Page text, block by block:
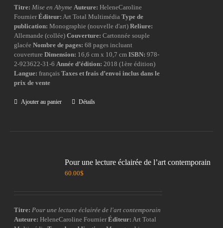
Titre: Mise en Abyme Auteure: HeleneCaroline
FournierÉditeur: Art Total MultimédiaType de
publication: Monographie (nouvelle d'art)Reliure:
Allemande (collée)Couverture: Cartonnée souple
glacéeNombre de pages: 68 pages incluant
couvertureDimension: 16,6 cm x 10,7 cmISBN: 978-
2-923622-31-6Année d’édition: 2018 (1ère édition)
Langue: françaisTaxes et frais d’envoi inclus dans le
prix de vente
Ajouter au panier Détails
Pour une lecture éclairée de l’art contemporain
60.00$
Titre: Pour une lecture éclairée de l'art contemporain
Auteure: HeleneCaroline FournierÉditeur: Art Total